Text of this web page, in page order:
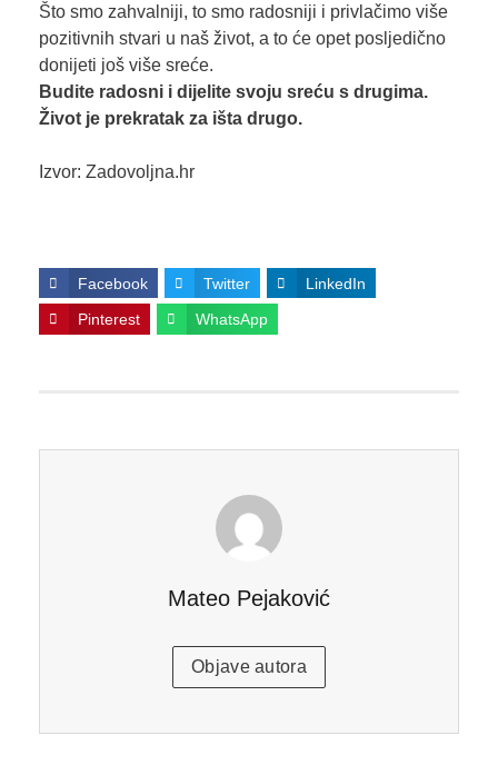
Što smo zahvalniji, to smo radosniji i privlačimo više
pozitivnih stvari u naš život, a to će opet posljedično
donijeti još više sreće.
Budite radosni i dijelite svoju sreću s drugima.
Život je prekratak za išta drugo.
Izvor: Zadovoljna.hr
Facebook Twitter LinkedIn
Pinterest WhatsApp
Mateo Pejaković
Objave autora